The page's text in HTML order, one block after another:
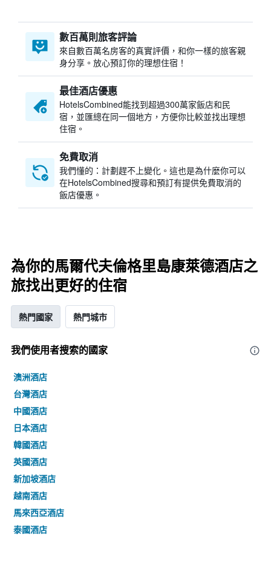
數百萬則旅客評論
來自數百萬名房客的真實評價，和你一樣的旅客親
身分享。放心預訂你的理想住宿！
最佳酒店優惠
HotelsCombined​能找到超過300萬家飯店和民
宿，並匯總在同一個地方，方便你比較並找出理想
住宿。
免費取消
我們懂的：計劃趕不上變化。這也是為什麼你可以
在HotelsCombined搜尋和預訂有提供免費取消的
飯店優惠。
為你的馬爾代夫倫格里島康萊德酒店之
旅找出更好的住宿
熱門國家 熱門城市
我們使用者搜索的國家
澳洲酒店
台灣酒店
中國酒店
日本酒店
韓國酒店
英國酒店
新加坡酒店
越南酒店
馬來西亞酒店
泰國酒店